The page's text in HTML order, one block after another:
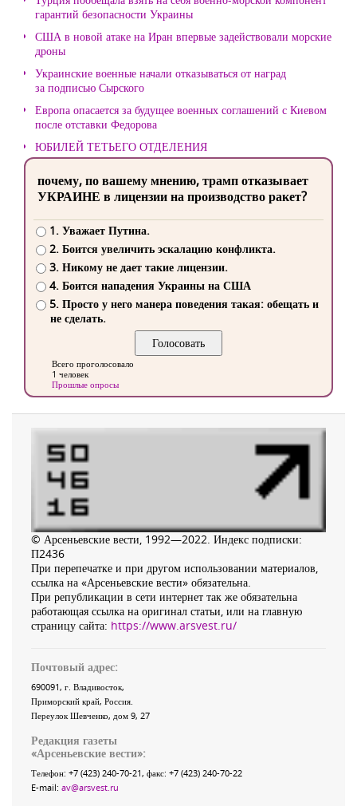
гарантий безопасности Украины
США в новой атаке на Иран впервые задействовали морские
дроны
Украинские военные начали отказываться от наград
за подписью Сырского
Европа опасается за будущее военных соглашений с Киевом
после отставки Федорова
ЮБИЛЕЙ ТЕТЬЕГО ОТДЕЛЕНИЯ
почему, по вашему мнению, трамп отказывает
УКРАИНЕ в лицензии на производство ракет?
1. Уважает Путина.
2. Боится увеличить эскалацию конфликта.
3. Никому не дает такие лицензии.
4. Боится нападения Украины на США
5. Просто у него манера поведения такая: обещать и
не сделать.
Всего проголосовало
1 человек
Прошлые опросы
© Арсеньевские вести, 1992—2022. Индекс подписки:
П2436
При перепечатке и при другом использовании материалов,
ссылка на «Арсеньевские вести» обязательна.
При републикации в сети интернет так же обязательна
работающая ссылка на оригинал статьи, или на главную
страницу сайта: https://www.arsvest.ru/
Почтовый адрес:
690091, г. Владивосток,
Приморский край, Россия
Переулок Шевченко, дом 9, 27
Редакция газеты
«Арсеньевские вести»:
Телефон: +7 (423) 240-70-21, факс: +7 (423) 240-70-22
E-mail: av@arsvest.ru